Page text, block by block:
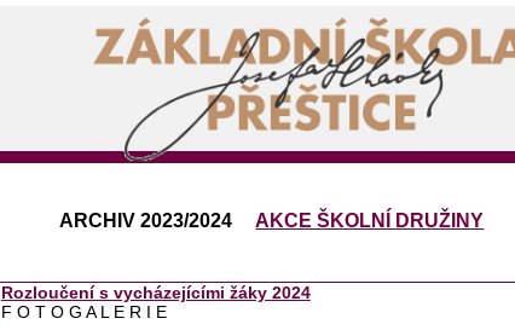
ARCHIV 2023/2024AKCE ŠKOLNÍ DRUŽINY
Rozloučení s vycházejícími žáky 2024
F O T O G A L E R I E